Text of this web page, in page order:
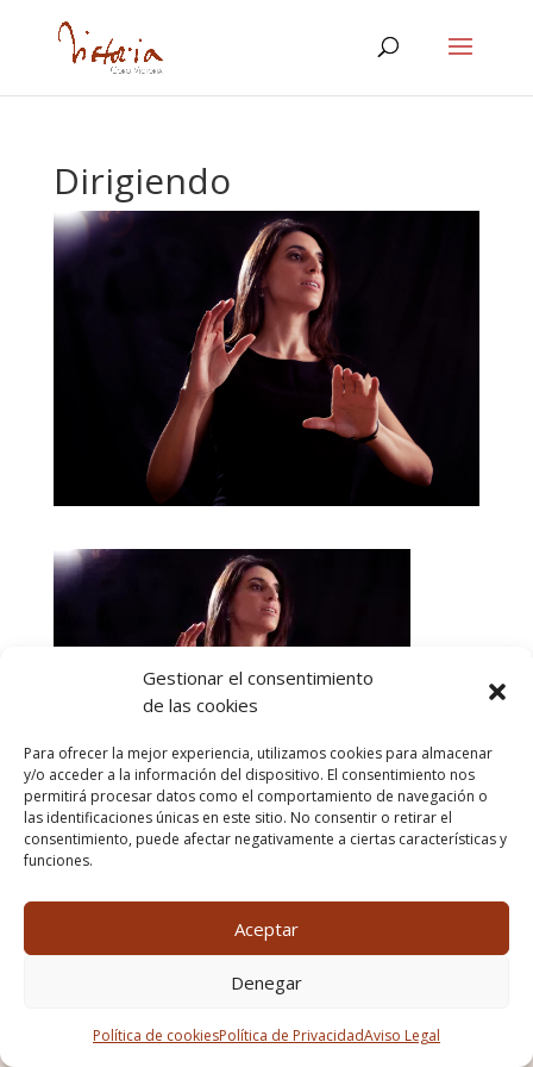
Gestionar el consentimiento
de las cookies
Para ofrecer la mejor experiencia, utilizamos cookies para almacenar
y/o acceder a la información del dispositivo. El consentimiento nos
permitirá procesar datos como el comportamiento de navegación o
las identificaciones únicas en este sitio. No consentir o retirar el
consentimiento, puede afectar negativamente a ciertas características y
funciones.
Aceptar
Denegar
Política de cookiesPolítica de PrivacidadAviso Legal
Dirigiendo